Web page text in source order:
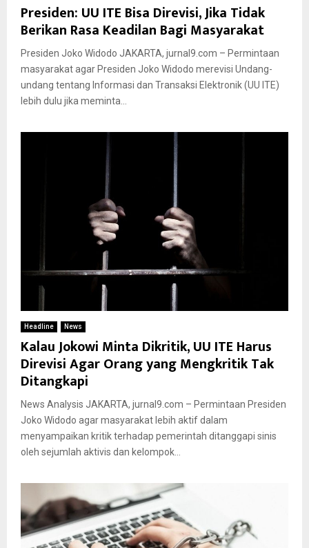
Presiden: UU ITE Bisa Direvisi, Jika Tidak
Berikan Rasa Keadilan Bagi Masyarakat
Presiden Joko Widodo JAKARTA, jurnal9.com – Permintaan
masyarakat agar Presiden Joko Widodo merevisi Undang-
undang tentang Informasi dan Transaksi Elektronik (UU ITE)
lebih dulu jika meminta...
Headline News
Kalau Jokowi Minta Dikritik, UU ITE Harus
Direvisi Agar Orang yang Mengkritik Tak
Ditangkapi
News Analysis JAKARTA, jurnal9.com – Permintaan Presiden
Joko Widodo agar masyarakat lebih aktif dalam
menyampaikan kritik terhadap pemerintah ditanggapi sinis
oleh sejumlah aktivis dan kelompok...